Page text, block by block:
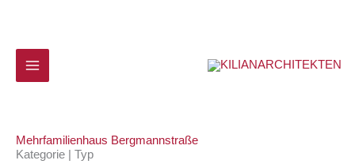
springen
Mehrfamilienhaus Bergmannstraße
Kategorie | Typ